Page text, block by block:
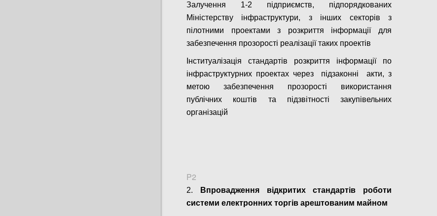
Залучення 1-2 підприємств, підпорядкованих
Міністерству інфраструктури, з інших секторів з
пілотними проектами з розкриття інформації для
забезпечення прозорості реалізації таких проектів
Інституалізація стандартів розкриття інформації по
інфраструктурних проектах через підзаконні акти, з
метою забезпечення прозорості використання
публічних коштів та підзвітності закупівельних
організацій
P2
2.
Впровадження відкритих стандартів роботи
системи електронних торгів арештованим майном